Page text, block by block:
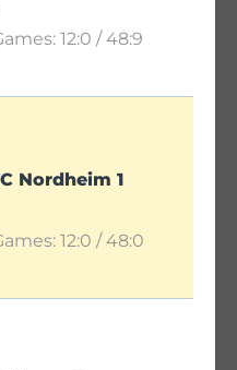
12:0 / 48:9
Nordheim 1
12:0 / 48:0